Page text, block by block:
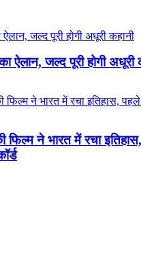
जल्द पूरी होगी अधूरी
फिल्म ने भारत में रचा